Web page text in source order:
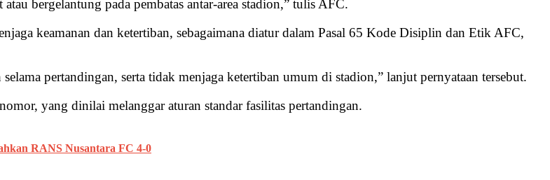
bergelantung pada pembatas antar-area stadion,” tulis AFC.
keamanan dan ketertiban, sebagaimana diatur dalam Pasal 65 Kode Disiplin dan Etik AFC,
pertandingan, serta tidak menjaga ketertiban umum di stadion,” lanjut pernyataan tersebut.
yang dinilai melanggar aturan standar fasilitas pertandingan.
RANS Nusantara FC 4-0